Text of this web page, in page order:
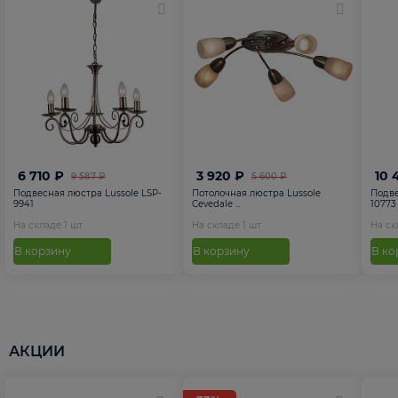
9 587 ₽
6 710 ₽
Подвесная люстра Lussole LSP-
9941
На складе 1 шт
В корзину
5 600 ₽
3 920 ₽
Потолочная люстра Lussole
Cevedale ...
На складе 1 шт
В корзину
10
10773
На
В
АКЦИИ